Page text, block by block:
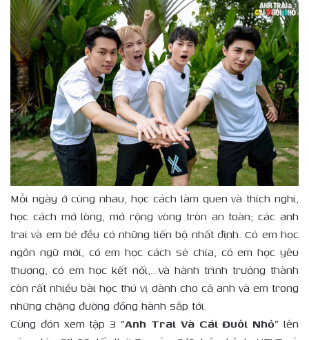
Mỗi ngày ở cùng nhau, học cách làm quen và thích nghi,
học cách mở lòng, mở rộng vòng tròn an toàn; các anh
trai và em bé đều có những tiến bộ nhất định. Có em học
ngôn ngữ mới, có em học cách sẻ chia, có em học yêu
thương, có em học kết nối,…Và hành trình trưởng thành
còn rất nhiều bài học thú vị dành cho cả anh và em trong
những chặng đường đồng hành sắp tới.
Cùng đón xem tập 3“Anh Trai Và Cái Đuôi Nhỏ” lên